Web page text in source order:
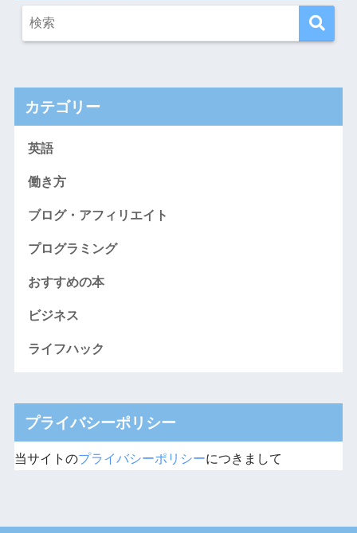
カテゴリー
英語
働き方
ブログ・アフィリエイト
プログラミング
おすすめの本
ビジネス
ライフハック
プライバシーポリシー
当サイトのプライバシーポリシーにつきまして